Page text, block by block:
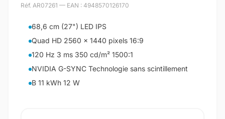
Réf. AR07261 — EAN : 4948570126170
68,6 cm (27") LED IPS
Quad HD 2560 x 1440 pixels 16:9
120 Hz 3 ms 350 cd/m² 1500:1
NVIDIA G-SYNC Technologie sans scintillement
B 11 kWh 12 W